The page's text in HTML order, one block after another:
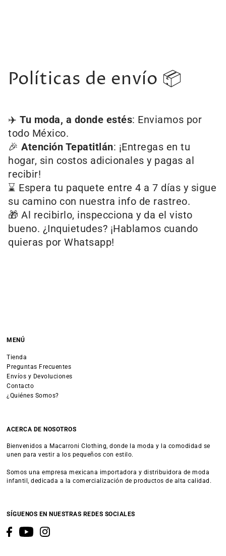
Políticas de envío 📦
✈️ Tu moda, a donde estés: Enviamos por
todo México.
🎉 Atención Tepatitlán: ¡Entregas en tu
hogar, sin costos adicionales y pagas al
recibir!
⌛ Espera tu paquete entre 4 a 7 días y sigue
su camino con nuestra info de rastreo.
🎁 Al recibirlo, inspecciona y da el visto
bueno. ¿Inquietudes? ¡Hablamos cuando
quieras por Whatsapp!
MENÚ
Tienda
Preguntas Frecuentes
Envíos y Devoluciones
Contacto
¿Quiénes Somos?
ACERCA DE NOSOTROS
Bienvenidos a Macarroni Clothing, donde la moda y la comodidad se
unen para vestir a los pequeños con estilo.
Somos una empresa mexicana importadora y distribuidora de moda
infantil, dedicada a la comercialización de productos de alta calidad.
SÍGUENOS EN NUESTRAS REDES SOCIALES